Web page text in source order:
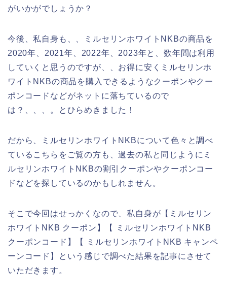
がいかがでしょうか？
今後、私自身も、、ミルセリンホワイトNKBの商品を
2020年、2021年、2022年、2023年と、数年間は利用
していくと思うのですが、、お得に安くミルセリンホ
ワイトNKBの商品を購入できるようなクーポンやクー
ポンコードなどがネットに落ちているので
は？、、、。とひらめきました！
だから、ミルセリンホワイトNKBについて色々と調べ
ているこちらをご覧の方も、過去の私と同じようにミ
ルセリンホワイトNKBの割引クーポンやクーポンコー
ドなどを探しているのかもしれません。
そこで今回はせっかくなので、私自身が【ミルセリン
ホワイトNKB クーポン】【 ミルセリンホワイトNKB
クーポンコード】【 ミルセリンホワイトNKB キャンペ
ーンコード】という感じで調べた結果を記事にさせて
いただきます。